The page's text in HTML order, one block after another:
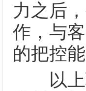
力之后
作，与
的把控
以上